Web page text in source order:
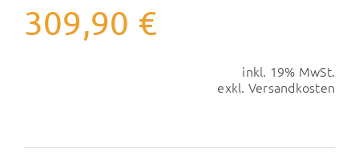
309,90 €
inkl. 19% MwSt.
exkl. Versandkosten